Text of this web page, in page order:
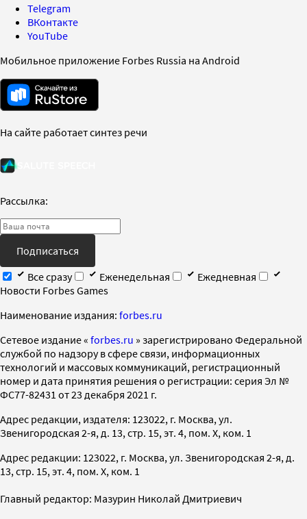
Telegram
ВКонтакте
YouTube
Мобильное приложение Forbes Russia на Android
На сайте работает синтез речи
Рассылка:
Подписаться
Все сразу
Еженедельная
Ежедневная
Новости Forbes Games
Наименование издания: forbes.ru
Cетевое издание « forbes.ru » зарегистрировано Федеральной
службой по надзору в сфере связи, информационных
технологий и массовых коммуникаций, регистрационный
номер и дата принятия решения о регистрации: серия Эл №
ФС77-82431 от 23 декабря 2021 г.
Адрес редакции, издателя: 123022, г. Москва, ул.
Звенигородская 2-я, д. 13, стр. 15, эт. 4, пом. X, ком. 1
Адрес редакции: 123022, г. Москва, ул. Звенигородская 2-я, д.
13, стр. 15, эт. 4, пом. X, ком. 1
Главный редактор: Мазурин Николай Дмитриевич